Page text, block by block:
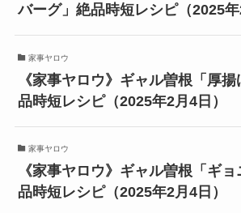
バーグ」絶品時短レシピ（2025年
家事ヤロウ
《家事ヤロウ》ギャル曽根「厚
品時短レシピ（2025年2月4日）
家事ヤロウ
《家事ヤロウ》ギャル曽根「ギ
品時短レシピ（2025年2月4日）